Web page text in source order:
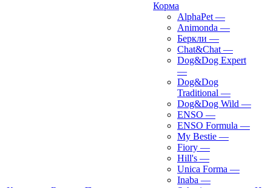
Корма
AlphaPet —
Animonda —
Беркли —
Chat&Chat —
Dog&Dog Expert
—
Dog&Dog
Traditional —
Dog&Dog Wild —
ENSO —
ENSO Formula —
My Bestie —
Fiory —
Hill's —
Unica Forma —
Inaba —